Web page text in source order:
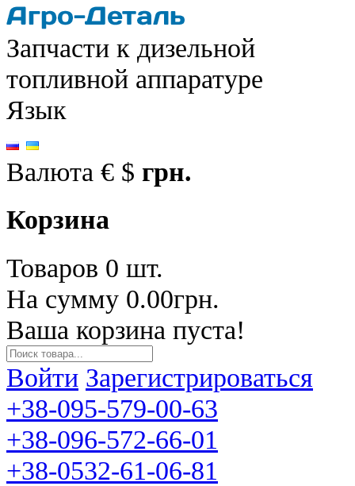
Запчасти к дизельной
топливной аппаратуре
Язык
Валюта € $ грн.
Корзина
Товаров 0 шт.
На сумму 0.00грн.
Ваша корзина пуста!
Войти Зарегистрироваться
+38-095-579-00-63
+38-096-572-66-01
+38-0532-61-06-81